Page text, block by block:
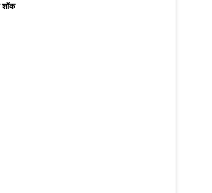
शॉक